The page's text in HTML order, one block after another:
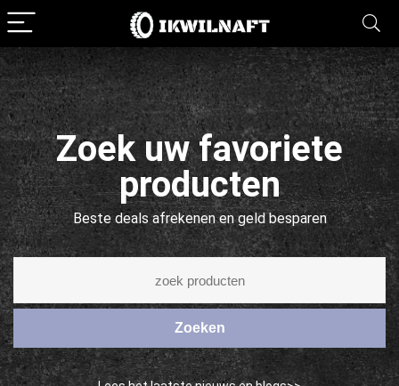
Zoek uw favoriete
producten
Beste deals afrekenen en geld besparen
Zoeken